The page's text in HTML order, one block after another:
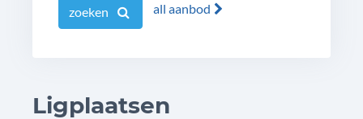
zoeken all aanbod
Ligplaatsen